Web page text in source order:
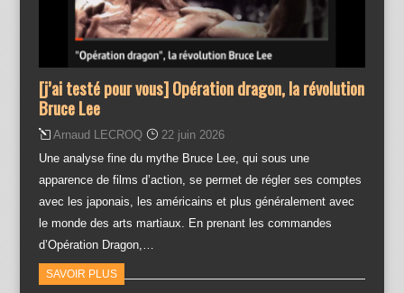
[j’ai testé pour vous] Opération dragon, la révolution
Bruce Lee
Arnaud LECROQ
22 juin 2026
Une analyse fine du mythe Bruce Lee, qui sous une
apparence de films d’action, se permet de régler ses comptes
avec les japonais, les américains et plus généralement avec
le monde des arts martiaux. En prenant les commandes
d’Opération Dragon,…
SAVOIR PLUS